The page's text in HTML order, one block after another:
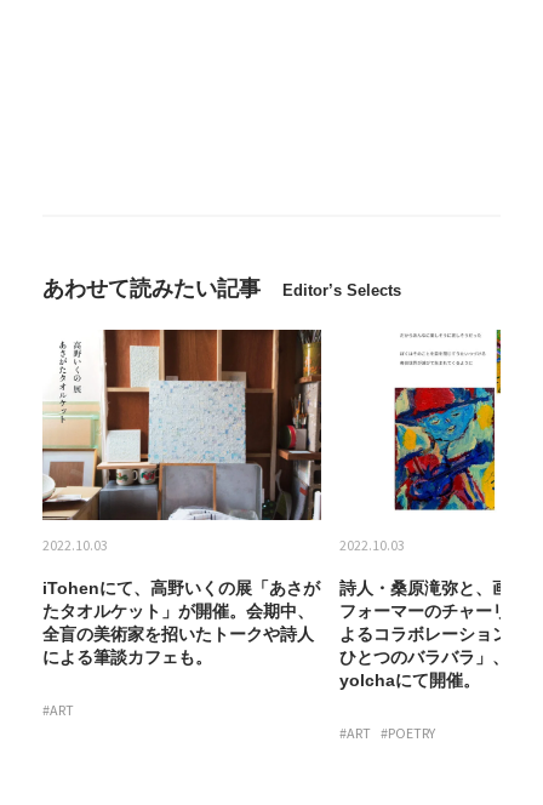
あわせて読みたい記事 Editor’s Selects
2022.10.03
iTohenにて、高野いくの展「あさが
たタオルケット」が開催。会期中、
全盲の美術家を招いたトークや詩人
による筆談カフェも。
#ART
2022.10.03
詩人・桑原滝弥と、画家
フォーマーのチャーリー
よるコラボレーション展
ひとつのバラバラ」、
yolchaにて開催。
#ART #POETRY